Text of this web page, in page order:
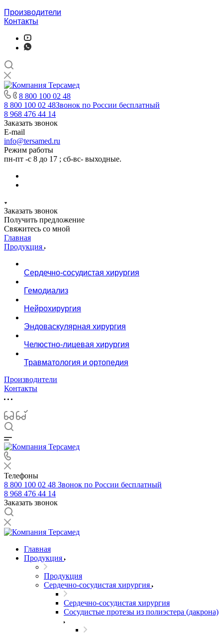
Производители
Контакты
8 800 100 02 48
8 800 100 02 48Звонок по России бесплатный
8 968 476 44 14
Заказать звонок
E-mail
info@tersamed.ru
Режим работы
пн-пт -с 8 до 17 ; сб-вс- выходные.
Заказать звонок
Получить предложение
Свяжитесь со мной
Главная
Продукция
Сердечно-сосудистая хирургия
Гемодиализ
Нейрохирургия
Эндоваскулярная хирургия
Челюстно-лицевая хирургия
Травматология и ортопедия
Производители
Контакты
Телефоны
8 800 100 02 48 Звонок по России бесплатный
8 968 476 44 14
Заказать звонок
Главная
Продукция
Продукция
Сердечно-сосудистая хирургия
Сердечно-сосудистая хирургия
Сосудистые протезы из полиэстера (дакрона)